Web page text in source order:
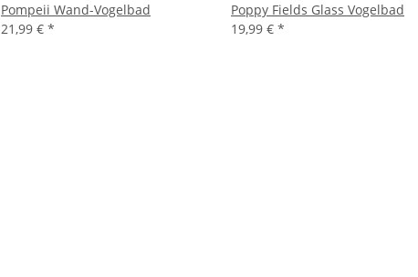
Pompeii Wand-Vogelbad
21,99 € *
Poppy Fields Glass Vogelbad
19,99 € *